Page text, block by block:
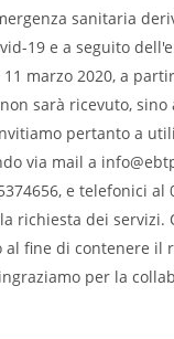
sanitaria
19 e a seguito
11 marzo 2020, a
sarà ricevuto, sino
pertanto a
via mail a
e telefonici al
richiesta dei servizi.
al fine di contenere il
per la